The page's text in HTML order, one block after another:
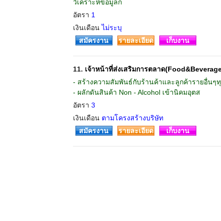
วิเคราะห์ข้อมูลก
อัตรา 1
เงินเดือนไม่ระบุ
สมัครงาน รายละเอียด เก็บงาน
11. เจ้าหน้าที่ส่งเสริมการตลาด
- สร้างความสัมพันธ์กับร้านค้าและลูกค้ารายอื่นๆ
- ผลักดันสินค้า Non - Alcohol เข้านิคมอุตส
อัตรา 3
เงินเดือน ตามโครงสร้างบริษัท
สมัครงาน รายละเอียด เก็บงาน